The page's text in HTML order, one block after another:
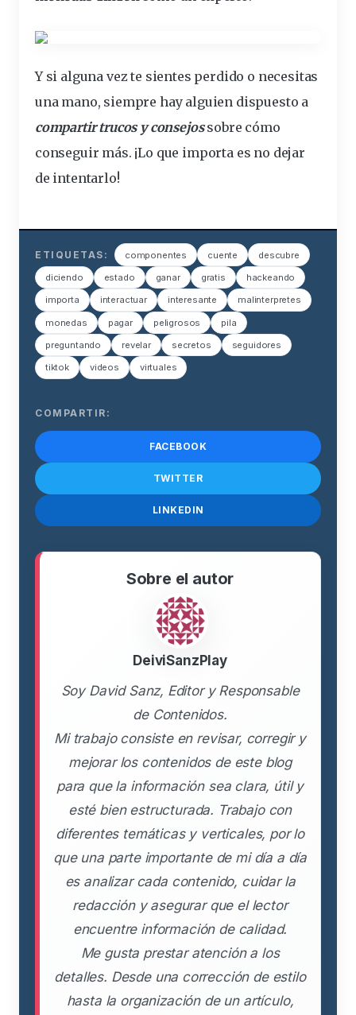
Y si alguna vez te sientes perdido o necesitas
una mano, siempre hay alguien dispuesto a
compartir trucos y consejossobre cómo
conseguir más. ¡Lo que importa es no dejar
de intentarlo!
ETIQUETAS: componentes cuente descubre
diciendo estado ganar gratis hackeando
importa interactuar interesante malinterpretes
monedas pagar peligrosos pila
preguntando revelar secretos seguidores
tiktok videos virtuales
COMPARTIR:
FACEBOOK
TWITTER
LINKEDIN
Sobre el autor
DeiviSanzPlay
Soy David Sanz, Editor y Responsable
de Contenidos.
Mi trabajo consiste en revisar, corregir y
mejorar los contenidos de este blog
para que la información sea clara, útil y
esté bien estructurada. Trabajo con
diferentes temáticas y verticales, por lo
que una parte importante de mi día a día
es analizar cada contenido, cuidar la
redacción y asegurar que el lector
encuentre información de calidad.
Me gusta prestar atención a los
detalles. Desde una corrección de estilo
hasta la organización de un artículo,